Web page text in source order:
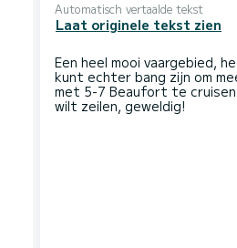
Automatisch vertaalde tekst
Laat originele tekst zien
Een heel mooi vaargebied,
kunt echter bang zijn om
met 5-7 Beaufort te